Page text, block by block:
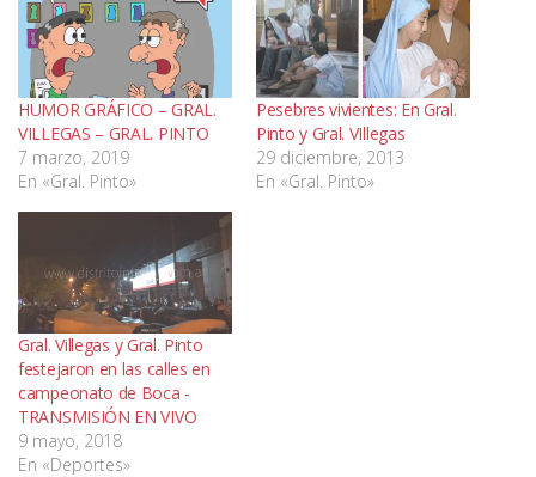
HUMOR GRÁFICO – GRAL.
VILLEGAS – GRAL. PINTO
7 marzo, 2019
En «Gral. Pinto»
Pesebres vivientes: En Gral.
Pinto y Gral. VIllegas
29 diciembre, 2013
En «Gral. Pinto»
Gral. Villegas y Gral. Pinto
festejaron en las calles en
campeonato de Boca -
TRANSMISIÓN EN VIVO
9 mayo, 2018
En «Deportes»